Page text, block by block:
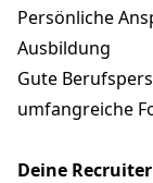
Persönliche
Ausbildung
Gute
umfangreiche
Deine